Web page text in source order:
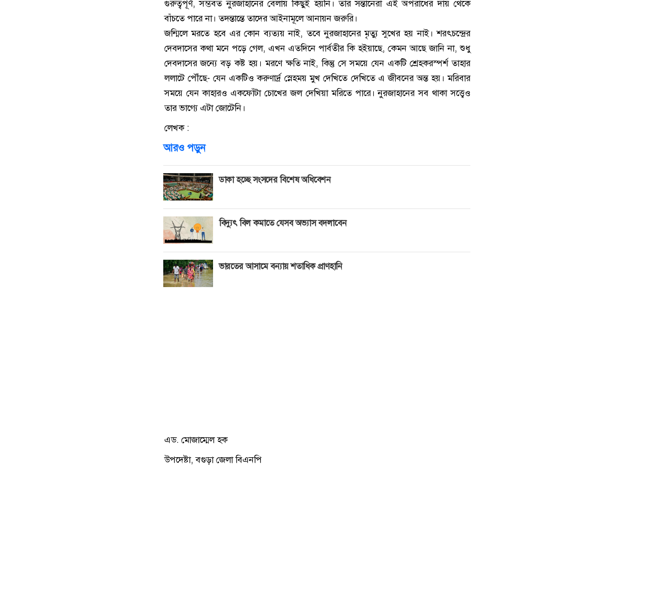
গুরুত্বপূর্ণ, সম্ভবত নুরজাহানের বেলায় কিছুই হয়নি। তার সন্তানেরা এই অপরাধের দায় থেকে
বাঁচতে পারে না। তদন্তান্তে তাদের আইনামূলে আনায়ন জরুরি।
জন্মিলে মরতে হবে এর কোন ব্যত্যয় নাই, তবে নুরজাহানের মৃত্যু সুখের হয় নাই। শরৎচন্দ্রের
দেবদাসের কথা মনে পড়ে গেল, এখন এতদিনে পার্বতীর কি হইয়াছে, কেমন আছে জানি না, শুধু
দেবদাসের জন্যে বড় কষ্ট হয়। মরণে ক্ষতি নাই, কিন্তু সে সময়ে যেন একটি শ্রেহকরস্পর্শ তাহার
ললাটে পৌঁছে- যেন একটিও করুণার্দ্র স্নেহময় মুখ দেখিতে দেখিতে এ জীবনের অন্ত হয়। মরিবার
সময়ে যেন কাহারও একফোঁটা চোখের জল দেখিয়া মরিতে পারে। নুরজাহানের সব থাকা সত্ত্বেও
তার ভাগ্যে এটা জোটেনি।
লেখক :
আরও পড়ুন
ডাকা হচ্ছে সংসদের বিশেষ অধিবেশন
বিদ্যুৎ বিল কমাতে যেসব অভ্যাস বদলাবেন
ভারতের আসামে বন্যায় শতাধিক প্রাণহানি
এড. মোজাম্মেল হক
উপদেষ্টা, বগুড়া জেলা বিএনপি